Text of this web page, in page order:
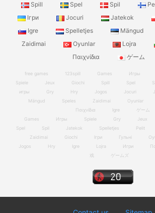
Spill
Spel Spil
Ігри
Jocuri Jatekok
Igre
Spelletjes Mängud
Zaidimai
Oyunlar Lojra
Παιχνίδια
ゲーム
free games 123spill Games Игры
Spiele
Jeux Giochi Spill Spel
игры
Gry Hry Jogos Jocuri
Mängud
Speles Zaidimai Oyunlar
Παιχνίδια
Igre
ゲーム
Games
Игры Spiele Gry Jeux
Spel
Spil Jatekok Spelletjes Pelit
Zaidimai
Giochi Ігри Гульні
Jogos
Hry Igre Lojra Игри
戏
ゲームズ